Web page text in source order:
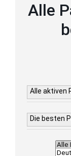
Alle
Alle aktiven
Die besten